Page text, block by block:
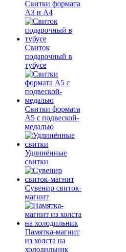
Свитки формата
А3 и А4
Свиток
подарочный в
тубусе
Свитки формата
А5 с подвеской-
медалью
Удлинённые
свитки
Сувенир свиток-
магнит
Памятка-магнит
из холста на
холодильник